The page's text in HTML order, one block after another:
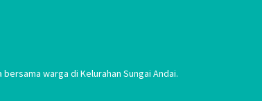
warga di Kelurahan Sungai Andai.